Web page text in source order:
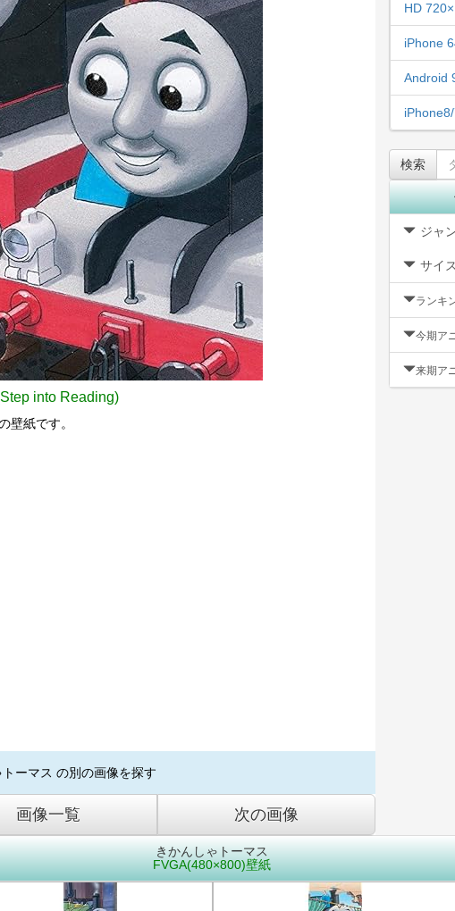
into Reading)
壁紙です。
トーマス の別の画像を探す
画像一覧 次の画像
HD
iPhone
Android
ジャ
サイ
ランキ
今期ア
来期ア
きかんしゃトーマス
FVGA(480×800)壁紙